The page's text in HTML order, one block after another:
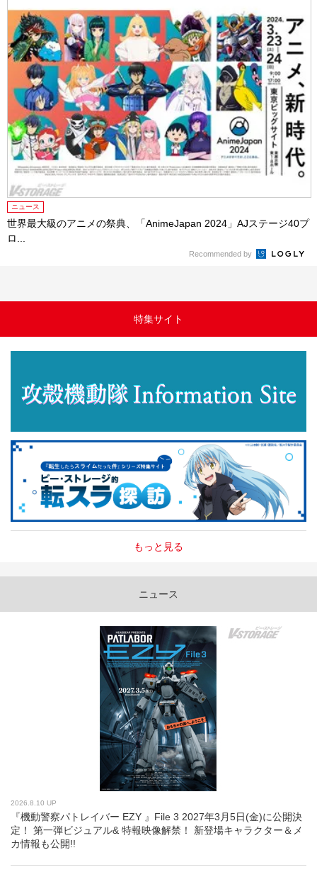
ニュース
世界最大級のアニメの祭典、「AnimeJapan 2024」AJステージ40プ
ロ...
Recommended by
特集サイト
もっと見る
ニュース
2026.8.10 UP
『機動警察パトレイバー EZY 』File 3 2027年3月5日(金)に公開決
定！ 第一弾ビジュアル& 特報映像解禁！ 新登場キャラクター＆メ
カ情報も公開!!